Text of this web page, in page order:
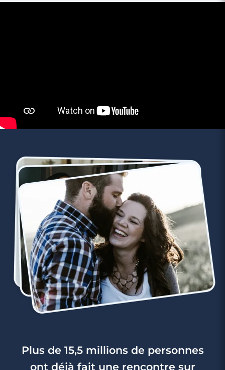
Plus de 15,5 millions de personnes
ont déjà fait une rencontre sur